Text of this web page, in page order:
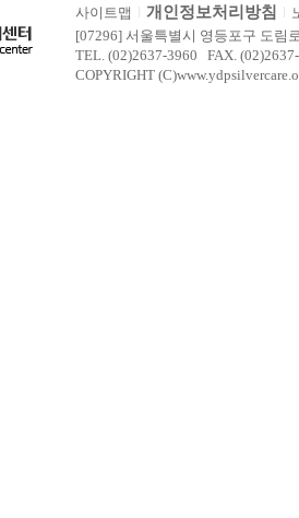
사이트맵 개인정보처리방침
[07296] 서울특별시 영등포구 도림
TEL. (02)2637-3960 FAX.
COPYRIGHT